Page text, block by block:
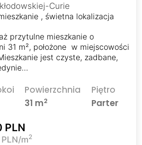
Curie
, świetna lokalizacja
przytulne mieszkanie o
31 m², położone w miejscowości
jest czyste, zadbane,
Powierzchnia
31 m2
Piętro
Parter
PLN
m2